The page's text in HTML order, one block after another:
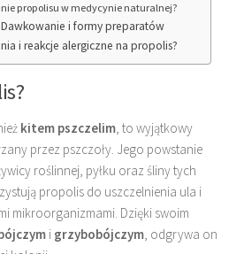
propolisu w medycynie naturalnej?
i formy preparatów
i reakcje alergiczne na propolis?
kitem pszczelim, to wyjątkowy
przez pszczoły. Jego powstanie
roślinnej, pyłku oraz śliny tych
propolis do uszczelnienia ula i
mikroorganizmami. Dzięki swoim
i grzybobójczym, odgrywa on